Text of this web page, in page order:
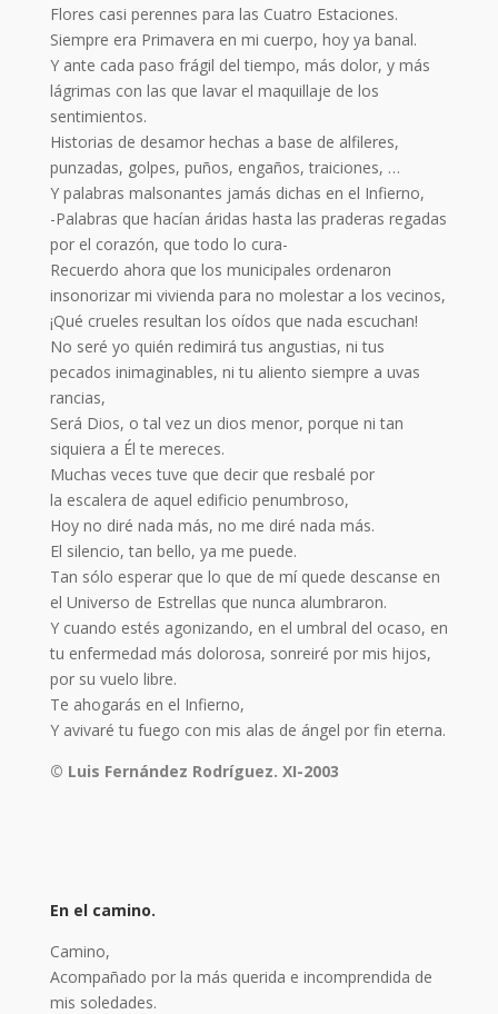
Flores casi perennes para las Cuatro Estaciones.
Siempre era Primavera en mi cuerpo, hoy ya banal.
Y ante cada paso frágil del tiempo, más dolor, y más
lágrimas con las que lavar el maquillaje de los
sentimientos.
Historias de desamor hechas a base de alfileres,
punzadas, golpes, puños, engaños, traiciones, …
Y palabras malsonantes jamás dichas en el Infierno,
-Palabras que hacían áridas hasta las praderas regadas
por el corazón, que todo lo cura-
Recuerdo ahora que los municipales ordenaron
insonorizar mi vivienda para no molestar a los vecinos,
¡Qué crueles resultan los oídos que nada escuchan!
No seré yo quién redimirá tus angustias, ni tus
pecados inimaginables, ni tu aliento siempre a uvas
rancias,
Será Dios, o tal vez un dios menor, porque ni tan
siquiera a Él te mereces.
Muchas veces tuve que decir que resbalé por
la escalera de aquel edificio penumbroso,
Hoy no diré nada más, no me diré nada más.
El silencio, tan bello, ya me puede.
Tan sólo esperar que lo que de mí quede descanse en
el Universo de Estrellas que nunca alumbraron.
Y cuando estés agonizando, en el umbral del ocaso, en
tu enfermedad más dolorosa, sonreiré por mis hijos,
por su vuelo libre.
Te ahogarás en el Infierno,
Y avivaré tu fuego con mis alas de ángel por fin eterna.
© Luis Fernández Rodríguez. XI-2003
En el camino.
Camino,
Acompañado por la más querida e incomprendida de
mis soledades.